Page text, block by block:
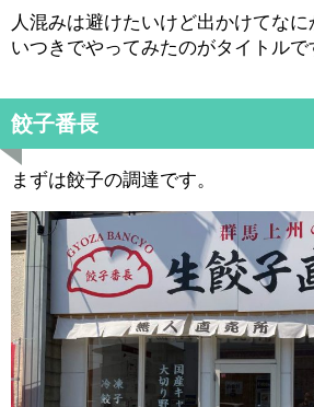
人混みは避けたいけど出かけてな
いつきでやってみたのがタイトルで
餃子番長
まずは餃子の調達です。